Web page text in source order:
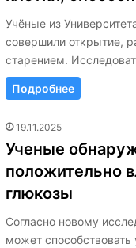
Учёные из
совершили открытие,
старением.
Подробнее
19.11.2025
Ученые
положительно
глюкозы
Согласно новому
может